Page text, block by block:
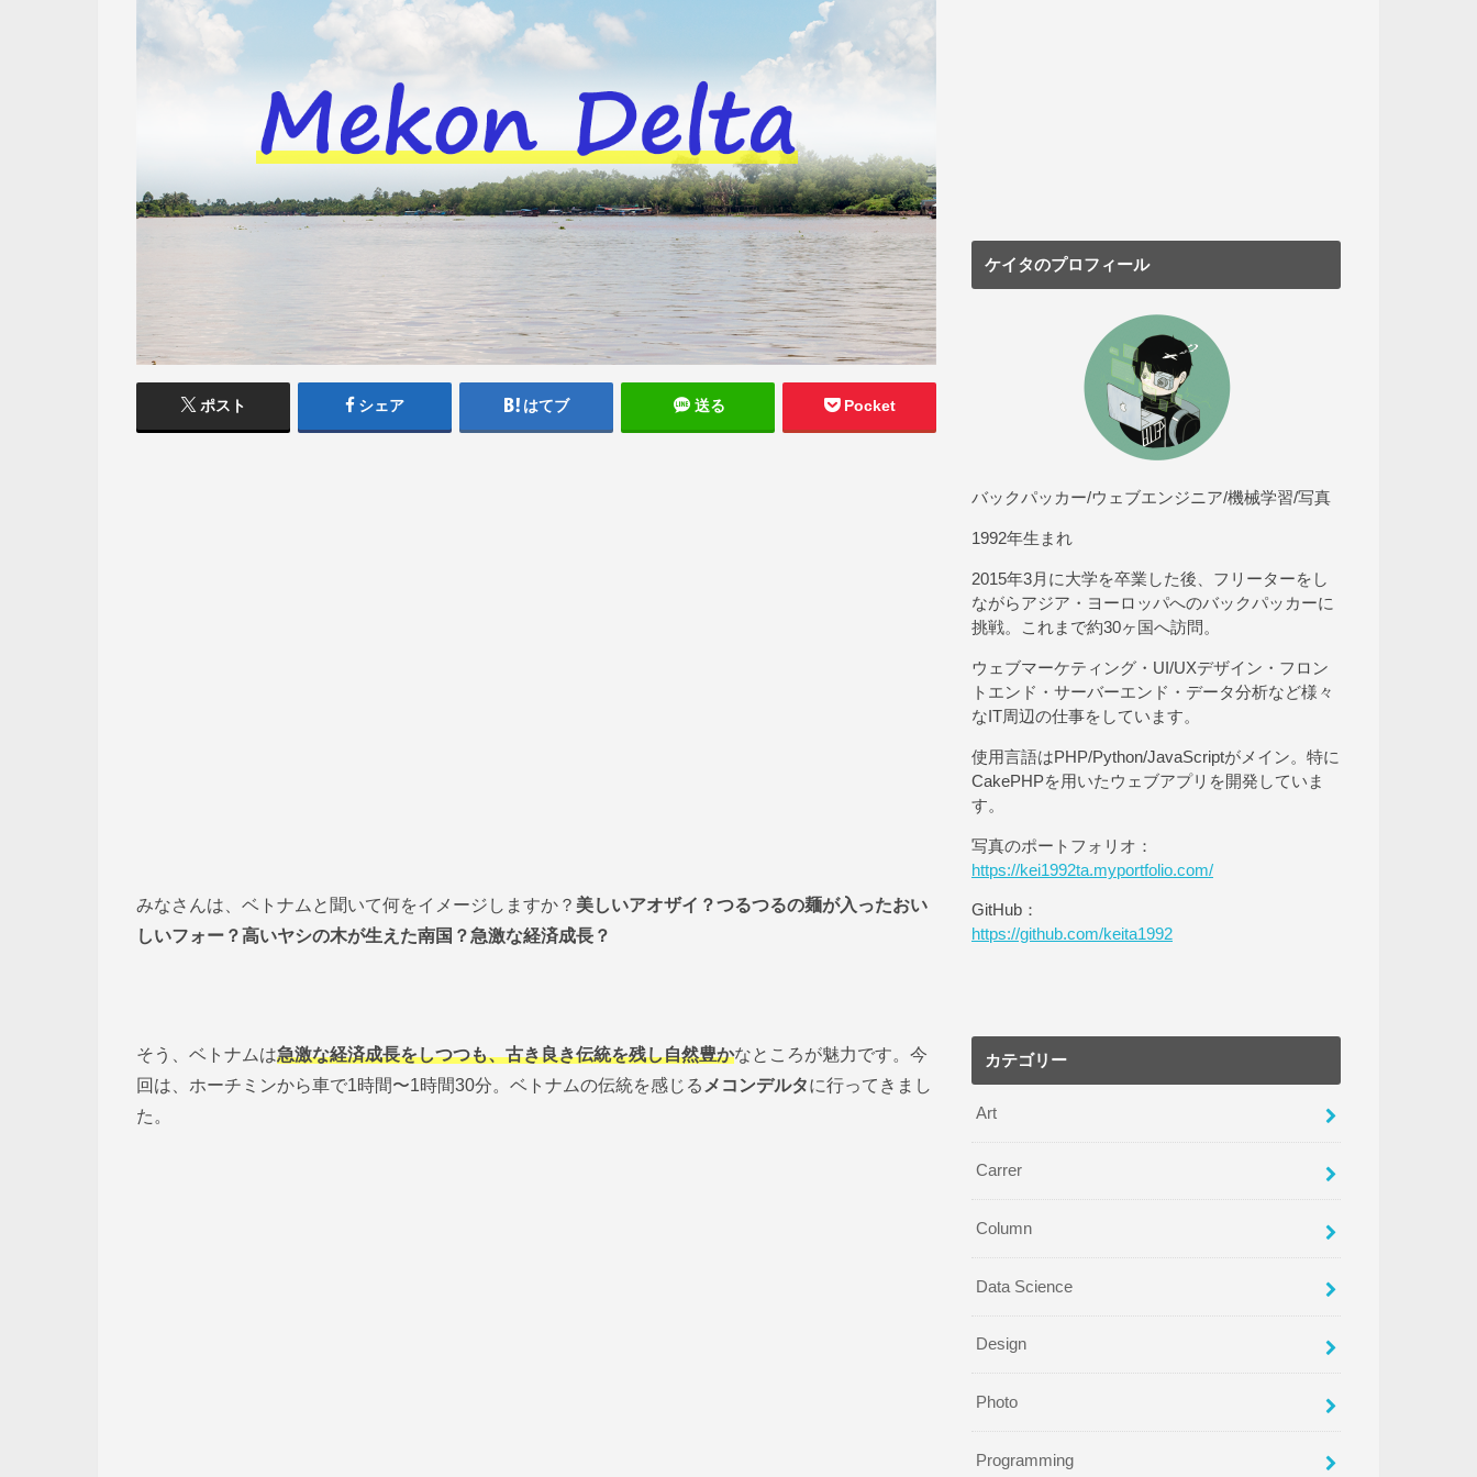
ポスト シェア はてブ 送る Pocket
みなさんは、ベトナムと聞いて何をイメージしますか？ 美しいアオザイ？つるつるの麺が入ったおい
しいフォー？高いヤシの木が生えた南国？急激な経済成長？
そう、ベトナムは急激な経済成長をしつつも、古き良き伝統を残し自然豊かなところが魅力です。今
回は、ホーチミンから車で1時間〜1時間30分。ベトナムの伝統を感じる メコンデルタに行ってきまし
た。
ケイタのプロフィール
バックパッカー/ウェブエンジニア/機械学習/写真
1992年生まれ
2015年3月に大学を卒業した後、フリーターをし
ながらアジア・ヨーロッパへのバックパッカーに
挑戦。これまで約30ヶ国へ訪問。
ウェブマーケティング・UI/UXデザイン・フロン
トエンド・サーバーエンド・データ分析など様々
なIT周辺の仕事をしています。
使用言語はPHP/Python/JavaScriptがメイン。特に
CakePHPを用いたウェブアプリを開発していま
す。
写真のポートフォリオ：
https://kei1992ta.myportfolio.com/
GitHub：
https://github.com/keita1992
カテゴリー
Art
Carrer
Column
Data Science
Design
Photo
Programming